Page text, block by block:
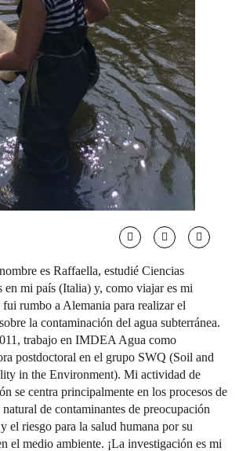
es Raffaella, estudié Ciencias
en mi país (Italia) y, como viajar es mi
fui rumbo a Alemania para realizar el
la contaminación del agua subterránea.
trabajo en IMDEA Agua como
postdoctoral en el grupo SWQ (Soil and
in the Environment). Mi actividad de
se centra principalmente en los procesos de
de contaminantes de preocupación
el riesgo para la salud humana por su
el medio ambiente. ¡La investigación es mi